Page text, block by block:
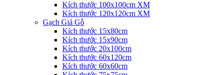
Kích thước 100x100cm XM
Kích thước 120x120cm XM
Gạch Giả Gỗ
Kích thước 15x80cm
Kích thước 15x90cm
Kích thước 20x100cm
Kích thước 60x120cm
Kích thước 60x60cm